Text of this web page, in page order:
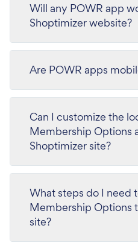
Will any POWR app
Shoptimizer website?
Are POWR apps
Can I customize the
Membership Options
Shoptimizer site?
What steps do I need
Membership Options
site?